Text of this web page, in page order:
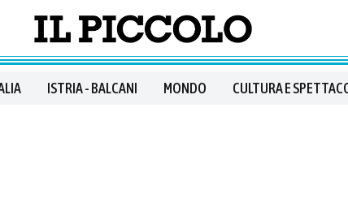
ISTRIA - BALCANI MONDO CULTURA E